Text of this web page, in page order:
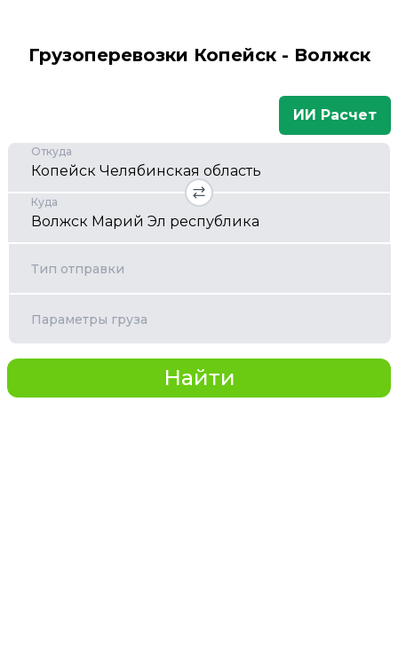
Грузоперевозки Копейск - Волжск
ИИ Расчет
Откуда
Куда
Тип отправки
Параметры груза
Найти